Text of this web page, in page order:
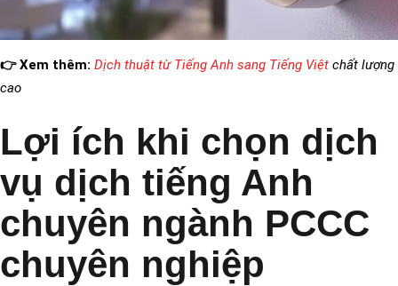
👉 Xem thêm: Dịch thuật từ Tiếng Anh sang Tiếng Việt chất lượng
cao
Lợi ích khi chọn dịch
vụ dịch tiếng Anh
chuyên ngành PCCC
chuyên nghiệp